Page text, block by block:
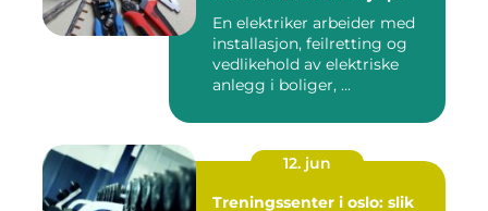
En elektriker arbeider med
installasjon, feilretting og
vedlikehold av elektriske
anlegg i boliger, ...
12. jun
Treningssenter i oslo: slik